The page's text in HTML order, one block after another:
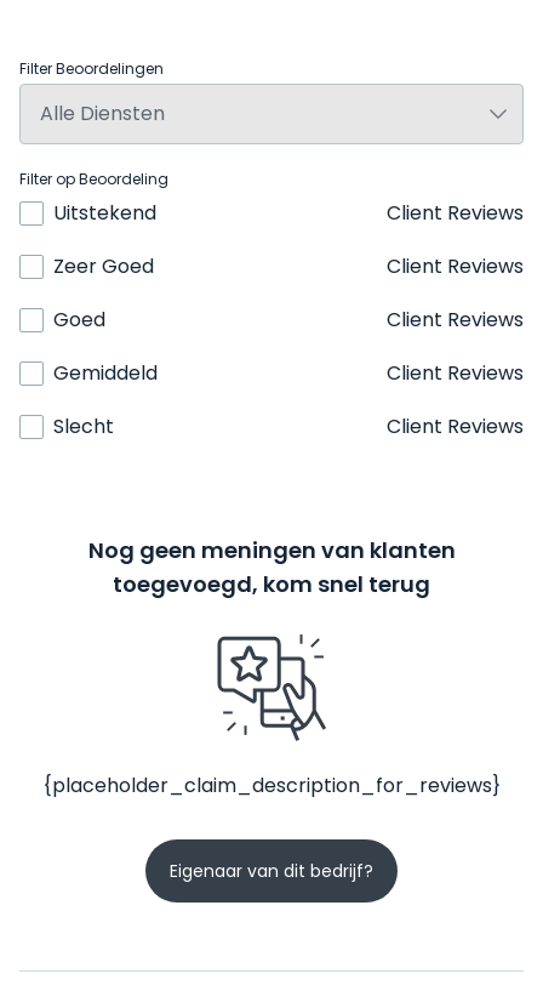
Filter Beoordelingen
Filter op Beoordeling
Uitstekend
Client Reviews
Zeer Goed
Client Reviews
Goed
Client Reviews
Gemiddeld
Client Reviews
Slecht
Client Reviews
Nog geen meningen van klanten
toegevoegd, kom snel terug
{placeholder_claim_description_for_reviews}
Eigenaar van dit bedrijf?